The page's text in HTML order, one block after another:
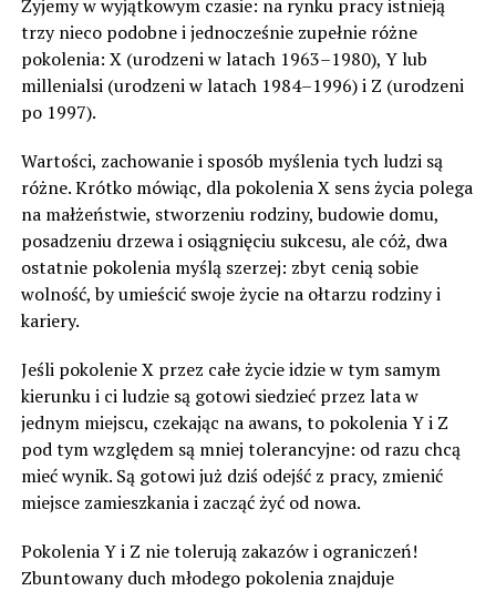
Żyjemy w wyjątkowym czasie: na rynku pracy istnieją
trzy nieco podobne i jednocześnie zupełnie różne
pokolenia: X (urodzeni w latach 1963–1980), Y lub
millenialsi (urodzeni w latach 1984–1996) i Z (urodzeni
po 1997).
Wartości, zachowanie i sposób myślenia tych ludzi są
różne. Krótko mówiąc, dla pokolenia X sens życia polega
na małżeństwie, stworzeniu rodziny, budowie domu,
posadzeniu drzewa i osiągnięciu sukcesu, ale cóż, dwa
ostatnie pokolenia myślą szerzej: zbyt cenią sobie
wolność, by umieścić swoje życie na ołtarzu rodziny i
kariery.
Jeśli pokolenie X przez całe życie idzie w tym samym
kierunku i ci ludzie są gotowi siedzieć przez lata w
jednym miejscu, czekając na awans, to pokolenia Y i Z
pod tym względem są mniej tolerancyjne: od razu chcą
mieć wynik. Są gotowi już dziś odejść z pracy, zmienić
miejsce zamieszkania i zacząć żyć od nowa.
Pokolenia Y i Z nie tolerują zakazów i ograniczeń!
Zbuntowany duch młodego pokolenia znajduje